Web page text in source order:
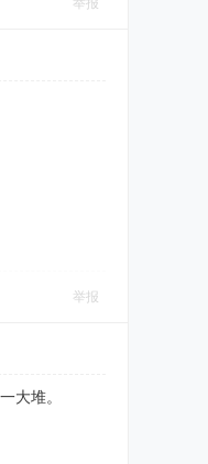
举报
举报
大堆。